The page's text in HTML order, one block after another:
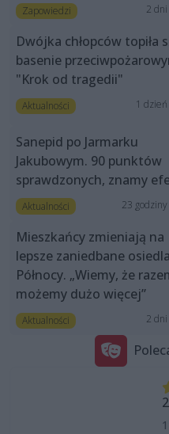
Zapowiedzi 2
Dwójka chłopców topiła
basenie
"Krok od tragedii"
Aktualności 1
Sanepid po Jarmarku
Jakubowym. 90 punktów
sprawdzonych, znamy
Aktualności 23
Mieszkańcy zmieniają na
lepsze zaniedbane
Północy. „Wiemy, że
możemy dużo więcej”
Aktualności 2